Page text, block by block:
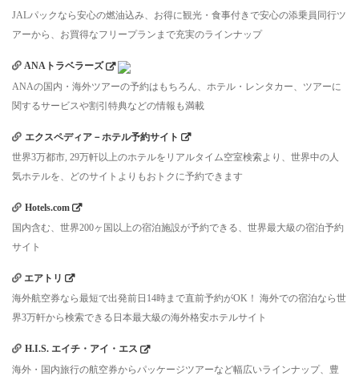
JALパックなら安心の燃油込み、お得に観光・食事付きで安心の添乗員同行ツ
アーから、お買得なフリープランまで充実のラインナップ
ANAトラベラーズ
ANAの国内・海外ツアーの予約はもちろん、ホテル・レンタカー、ツアーに
関するサービスや割引特典などの情報も満載
エクスペディア－ホテル予約サイト
世界3万都市, 29万軒以上のホテルをリアルタイム空室検索より、世界中の人
気ホテルを、どのサイトよりもおトクに予約できます
Hotels.com
国内含む、世界200ヶ国以上の宿泊施設が予約できる、世界最大級の宿泊予約
サイト
エアトリ
海外航空券なら最短で出発前日14時まで直前予約がOK！ 海外での宿泊なら世
界3万軒から検索できる日本最大級の海外格安ホテルサイト
H.I.S. エイチ・アイ・エス
海外・国内旅行の航空券からパッケージツアーなど幅広いラインナップ、豊